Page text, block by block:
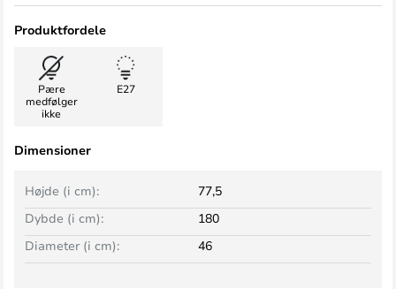
Produktfordele
Pære
medfølger
ikke
E27
Dimensioner
Højde (i cm):
77,5
Dybde (i cm):
180
Diameter (i cm):
46